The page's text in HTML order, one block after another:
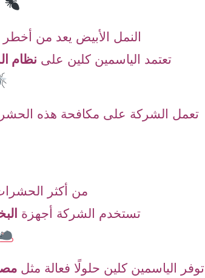
النمل الأبيض يعد من
تعتمد الياسمين كلين على نظام
تعمل الشركة على مكافحة هذه
من أكثر
تستخدم الشركة أجهزة
توفر الياسمين كلين حلولًا فعالة مثل